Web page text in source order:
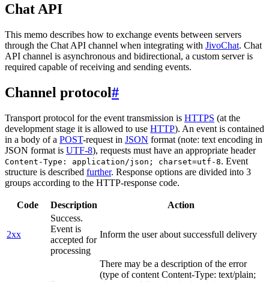
Chat API
This memo describes how to exchange events between servers
through the Chat API channel when integrating with JivoChat. Chat
API channel is asynchronous and bidirectional, a custom server is
required capable of receiving and sending events.
Channel protocol#
Transport protocol for the event transmission is HTTPS (at the
development stage it is allowed to use HTTP). An event is contained
in a body of a POST-request in JSON format (note: text encoding in
JSON format is UTF-8), requests must have an appropriate header
Content-Type: application/json; charset=utf-8. Event
structure is described further. Response options are divided into 3
groups according to the HTTP-response code.
Code Description Action
2xx
Success.
Event is
accepted for
processing
Inform the user about successfull delivery
There may be a description of the error
(type of content Content-Type: text/plain;